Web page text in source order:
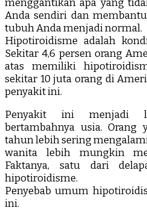
Anda sendiri dan
tubuh Anda menjadi normal.
Hipotiroidisme adalah
Sekitar 4,6 persen orang
atas memiliki
sekitar 10 juta orang di
penyakit ini.
Penyakit ini menjadi
bertambahnya usia. Orang
tahun lebih sering
wanita lebih mungkin
Faktanya, satu dari
hipotiroidisme.
Penyebab umum
ini.